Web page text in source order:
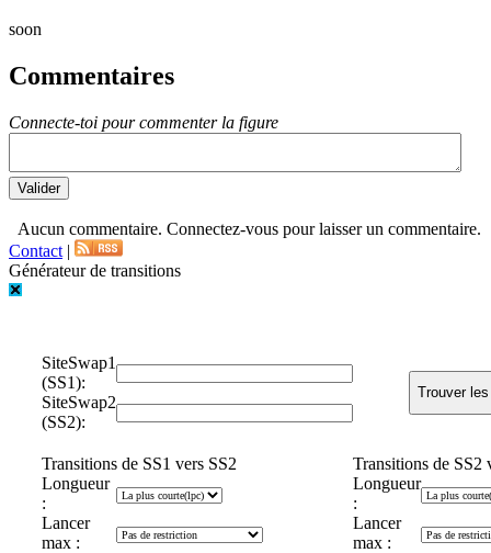
soon
Commentaires
Connecte-toi pour commenter la figure
Aucun commentaire. Connectez-vous pour laisser un commentaire.
Contact |
Générateur de transitions
SiteSwap1
(SS1):
SiteSwap2
(SS2):
Transitions de SS1 vers SS2
Transitions de SS2
Longueur
:
Longueur
:
Lancer
max :
Lancer
max :